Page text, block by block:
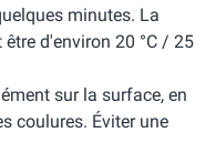
minutes. La
d'environ 20 °C / 25
sur la surface, en
coulures. Éviter une